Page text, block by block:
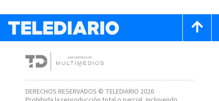
DERECHOS RESERVADOS © TELEDIARIO 2026